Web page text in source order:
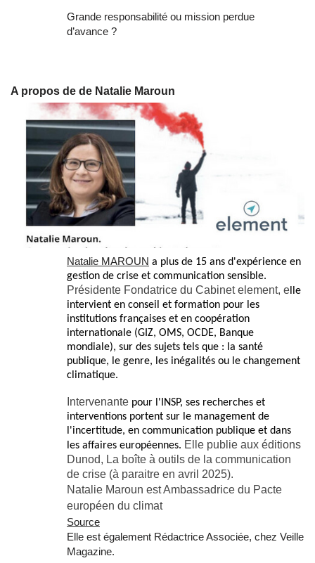
Grande responsabilité ou mission perdue
d’avance ?
A propos de de Natalie Maroun
Natalie MAROUN a plus de 15 ans d'expérience en
gestion de crise et communication sensible.
Présidente Fondatrice du Cabinet element, elle
intervient en conseil et formation pour les
institutions françaises et en coopération
internationale (GIZ, OMS, OCDE, Banque
mondiale), sur des sujets tels que : la santé
publique, le genre, les inégalités ou le changement
climatique.
ntervenante pour l'INSP, ses recherches et
interventions portent sur le management de
l'incertitude, en communication publique et dans
les affaires européennes. Elle publie aux éditions
Dunod, La boîte à outils de la communication
de crise (à paraitre en avril 2025).
Natalie Maroun est Ambassadrice du Pacte
européen du climat
Source
Elle est également Rédactrice Associée, chez Veille
Magazine.